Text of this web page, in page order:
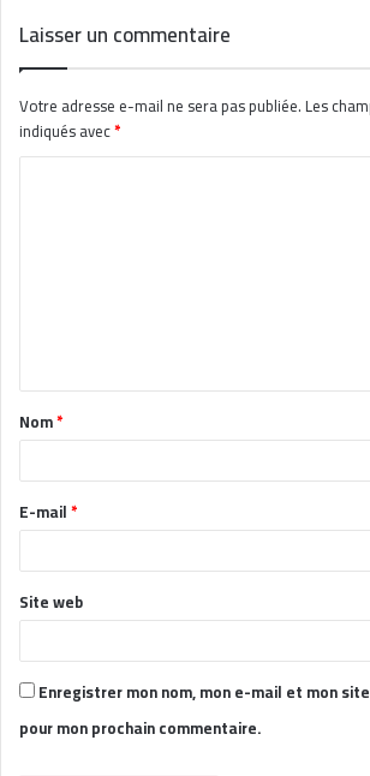
Laisser un commentaire
Votre adresse e-mail ne sera pas publiée.Les
indiqués avec*
t
a
e
*
Nom*
E-mail*
Site web
Enregistrer mon nom, mon e-mail et mon
pour mon prochain commentaire.